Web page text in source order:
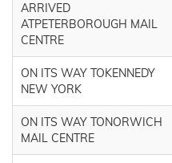
ARRIVED
ATPETERBOROUGH MAIL
CENTRE
ON ITS WAY TOKENNEDY
NEW YORK
ON ITS WAY TONORWICH
MAIL CENTRE